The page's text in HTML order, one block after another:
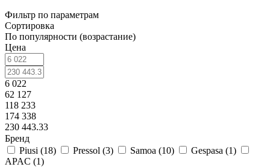
Фильтр по параметрам
Сортировка
По популярности (возрастание)
Цена
6 022
62 127
118 233
174 338
230 443.33
Бренд
Piusi (18) Pressol (3) Samoa (10) Gespasa (1)
APAC (1)